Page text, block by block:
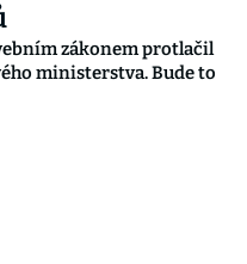
zákonem protlačil
ministerstva. Bude to